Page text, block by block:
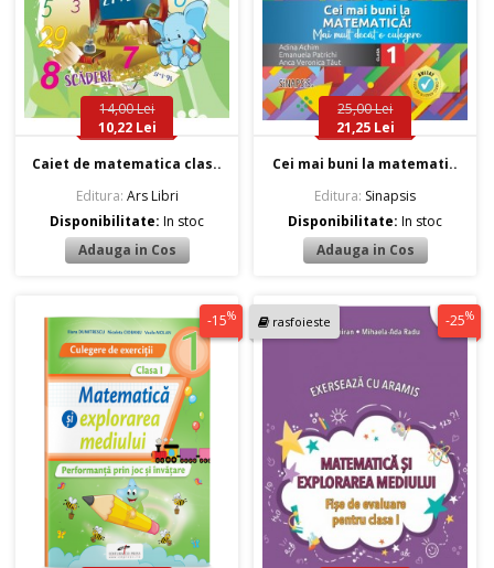
14,00 Lei
10,22 Lei
Caiet de matematica clas..
Editura: Ars Libri
Disponibilitate:In stoc
25,00 Lei
21,25 Lei
Cei mai buni la matemati..
Editura: Sinapsis
Disponibilitate:In stoc
-15% rasfoieste -25%